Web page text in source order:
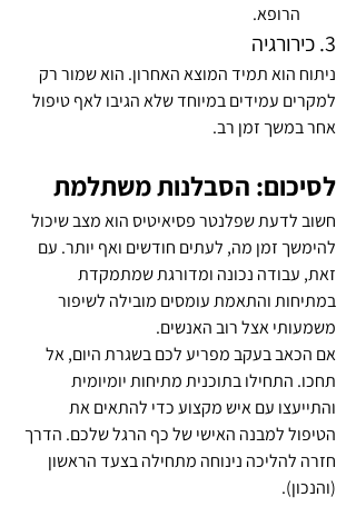
הרופא.
3. כירורגיה
ניתוח הוא תמיד המוצא האחרון. הוא שמור רק
למקרים עמידים במיוחד שלא הגיבו לאף טיפול
אחר במשך זמן רב.
לסיכום: הסבלנות משתלמת
חשוב לדעת שפלנטר פסיאיטיס הוא מצב שיכול
להימשך זמן מה, לעתים חודשים ואף יותר. עם
זאת, עבודה נכונה ומדורגת שמתמקדת
במתיחות והתאמת עומסים מובילה לשיפור
משמעותי אצל רוב האנשים.
אם הכאב בעקב מפריע לכם בשגרת היום, אל
תחכו. התחילו בתוכנית מתיחות יומיומית
והתייעצו עם איש מקצוע כדי להתאים את
הטיפול למבנה האישי של כף הרגל שלכם. הדרך
חזרה להליכה נינוחה מתחילה בצעד הראשון
(והנכון).